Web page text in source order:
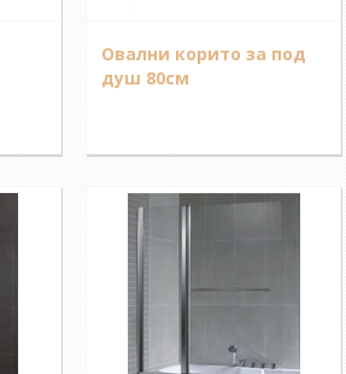
Овални корито за под
душ 80см